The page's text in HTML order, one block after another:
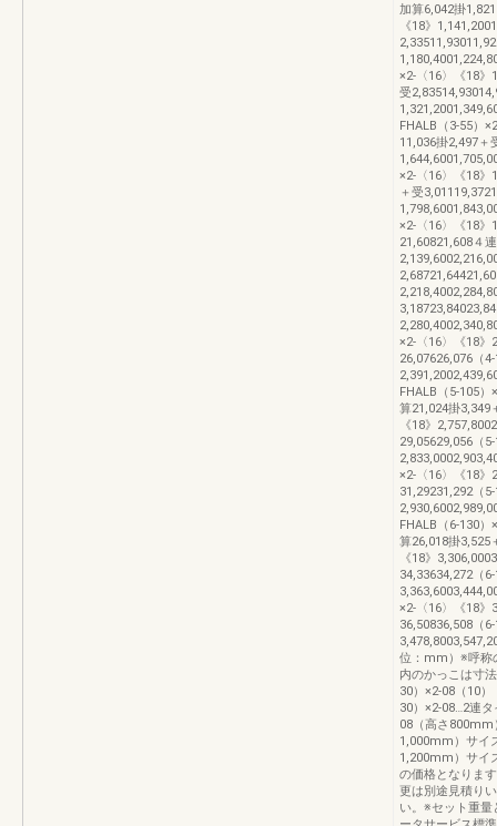
加算6,042掛
《18》
×2-〈16〉《18》
受
FHALB（3-55）
11,036掛2,497＋
×2-〈16〉《18》
＋受
×2-〈16〉《18》
21,60821,608４
×2-〈16〉《18》
26,07626,076（
FHALB（5-105
算21,024掛3,349
《18》
29,05629,056（
×2-〈16〉《18》
31,29231,292（
FHALB（6-130
算26,018掛3,525
《18》
34,33634,272（
×2-〈16〉《18》
36,50836,508（
位：mm）※呼称
内のかっこは寸
30）×2-08（10
30）×2-08…2連
08（高さ
1,000mm）サ
1,200mm）サイ
の価格となりま
更は別途見積り
い。※セット重量